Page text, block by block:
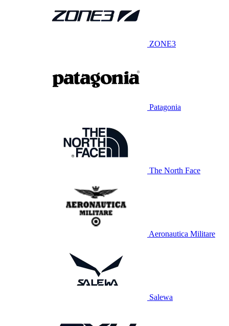
ZONE3
Patagonia
The North Face
Aeronautica Militare
Salewa